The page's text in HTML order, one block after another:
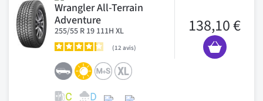
Wrangler All-Terrain
Adventure
255/55 R 19 111H XL
12 avis
138,10 €